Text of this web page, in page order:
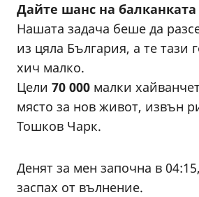
Дайте шанс на балканкатa
Нашата задача беше да
из цяла България, а те тази
хич малко.
Цели 70 000 малки
място за нов живот, извън
Тошков Чарк.
Денят за мен започна в
заспах от вълнение.